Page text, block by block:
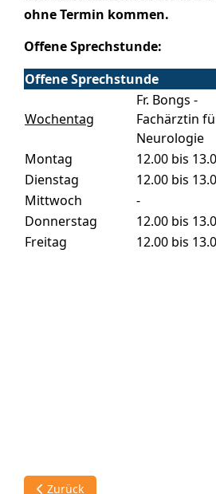
ohne Termin kommen.
Offene Sprechstunde:
Offene Sprechstunde
Wochentag
Fr. Bongs -
Fachärztin
Neurologie
Montag
12.00 bis
Dienstag
12.00 bis
Mittwoch
-
Donnerstag
12.00 bis
Freitag
12.00 bis
Vorheriger Beitrag: Orthopädie
Zurück